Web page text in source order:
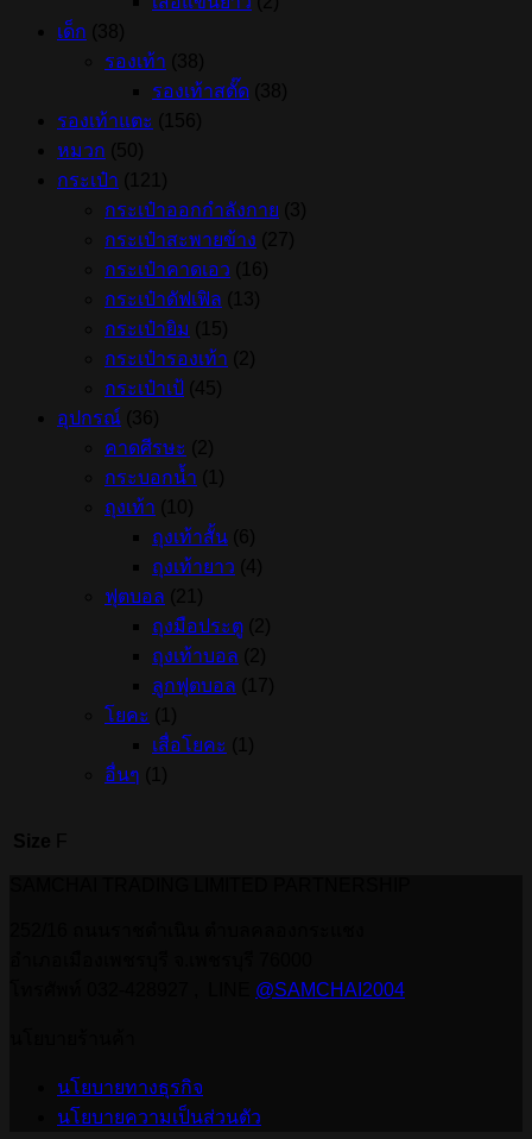
เด็ก
รองเท้า
รองเท้าสตั๊ด
รองเท้าแตะ
หมวก
กระเป๋า
กระเป๋าออกกำลังกาย
กระเป๋าสะพายข้าง
กระเป๋าคาดเอว
กระเป๋าดัฟเฟิล
กระเป๋ายิม
กระเป๋ารองเท้า
กระเป๋าเป้
อุปกรณ์
คาดศีรษะ
กระบอกน้ำ
ถุงเท้า
ถุงเท้าสั้น
ถุงเท้ายาว
ฟุตบอล
ถุงมือประตู
ถุงเท้าบอล
ลูกฟุตบอล
โยคะ
เสื่อโยคะ
อื่นๆ
@SAMCHAI2004
นโยบายทางธุรกิจ
นโยบายความเป็นส่วนตัว